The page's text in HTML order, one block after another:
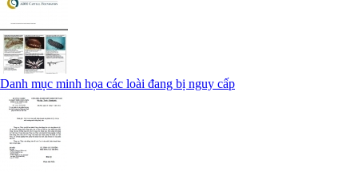
Danh mục minh họa các loài đang bị nguy cấp